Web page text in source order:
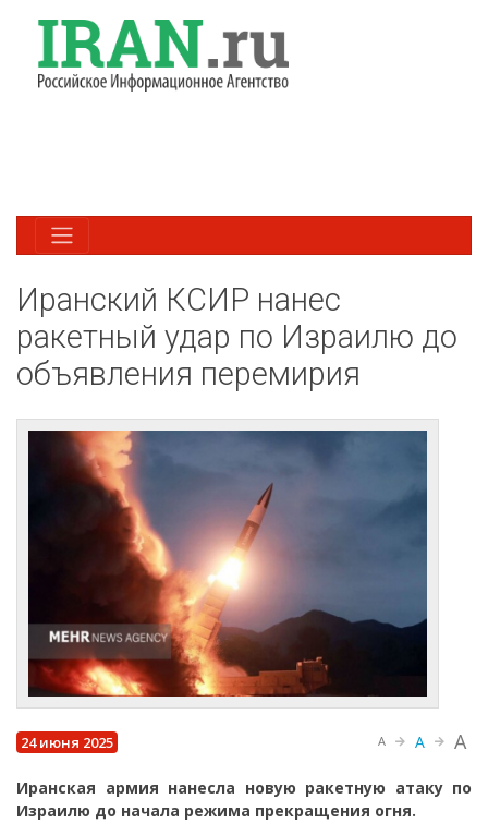
Иранский КСИР нанес
ракетный удар по Израилю до
объявления перемирия
24 июня 2025 A A A
Иранская армия нанесла новую ракетную атаку по
Израилю до начала режима прекращения огня.